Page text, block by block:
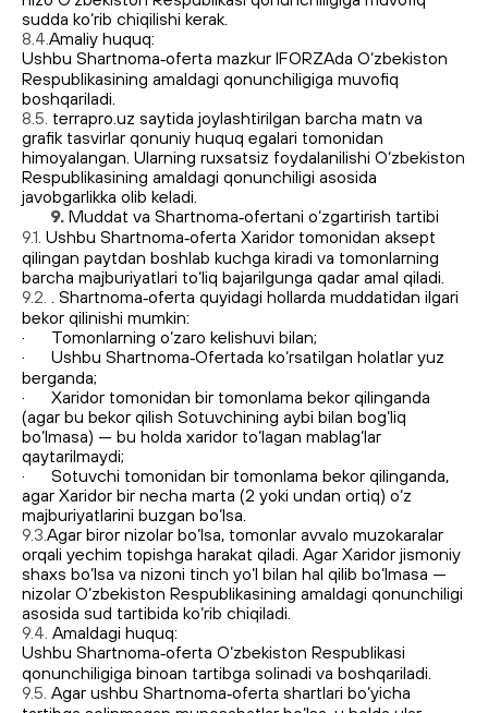
sudda ko‘rib chiqilishi kerak.
8.4. Amaliy huquq:
Ushbu Shartnoma‑oferta mazkur IFORZAda O‘zbekiston
Respublikasining amaldagi qonunchiligiga muvofiq
boshqariladi.
8.5. terrapro.uz saytida joylashtirilgan barcha matn va
grafik tasvirlar qonuniy huquq egalari tomonidan
himoyalangan. Ularning ruxsatsiz foydalanilishi O‘zbekiston
Respublikasining amaldagi qonunchiligi asosida
javobgarlikka olib keladi.
9. Muddat va Shartnoma‑ofertani o‘zgartirish tartibi
9.1. Ushbu Shartnoma‑oferta Xaridor tomonidan aksept
qilingan paytdan boshlab kuchga kiradi va tomonlarning
barcha majburiyatlari to‘liq bajarilgunga qadar amal qiladi.
9.2. . Shartnoma‑oferta quyidagi hollarda muddatidan ilgari
bekor qilinishi mumkin:
· Tomonlarning o‘zaro kelishuvi bilan;
· Ushbu Shartnoma‑Ofertada ko‘rsatilgan holatlar yuz
berganda;
· Xaridor tomonidan bir tomonlama bekor qilinganda
(agar bu bekor qilish Sotuvchining aybi bilan bog‘liq
bo‘lmasa) — bu holda xaridor to‘lagan mablag‘lar
qaytarilmaydi;
· Sotuvchi tomonidan bir tomonlama bekor qilinganda,
agar Xaridor bir necha marta (2 yoki undan ortiq) o‘z
majburiyatlarini buzgan bo‘lsa.
9.3. Agar biror nizolar bo‘lsa, tomonlar avvalo muzokaralar
orqali yechim topishga harakat qiladi. Agar Xaridor jismoniy
shaxs bo‘lsa va nizoni tinch yo‘l bilan hal qilib bo‘lmasa —
nizolar O‘zbekiston Respublikasining amaldagi qonunchiligi
asosida sud tartibida ko‘rib chiqiladi.
9.4. Amaldagi huquq:
Ushbu Shartnoma‑oferta O‘zbekiston Respublikasi
qonunchiligiga binoan tartibga solinadi va boshqariladi.
9.5. Agar ushbu Shartnoma‑oferta shartlari bo‘yicha